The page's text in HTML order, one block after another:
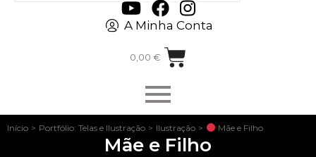
A Minha Conta
0,00 €
Início > Portfólio: Telas e Ilustração > Ilustração > Mãe e Filho
Mãe e Filho